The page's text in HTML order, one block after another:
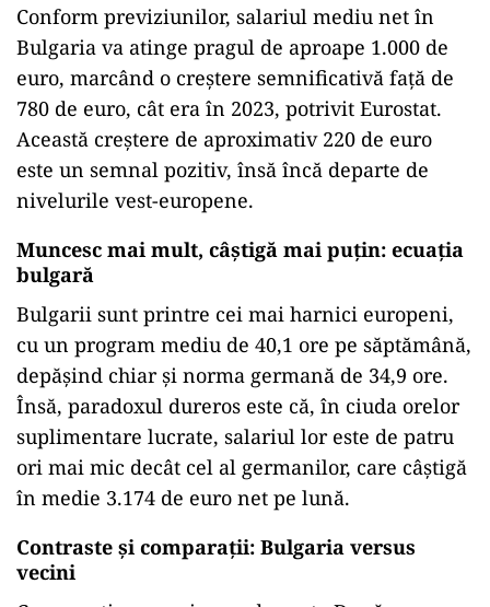
Conform previziunilor, salariul mediu net în
Bulgaria va atinge pragul de aproape 1.000 de
euro, marcând o creștere semnificativă față de
780 de euro, cât era în 2023, potrivit Eurostat.
Această creștere de aproximativ 220 de euro
este un semnal pozitiv, însă încă departe de
nivelurile vest-europene.
ad
Muncesc mai mult, câștigă mai puțin: ecuația